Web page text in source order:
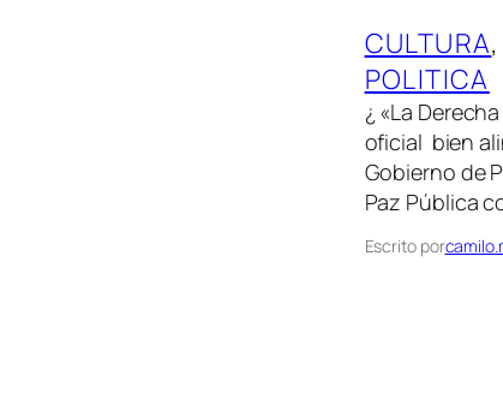
CULTURA,
POLITICA
¿ «La
oficial bien
Gobierno de
Paz Pública
Escrito por